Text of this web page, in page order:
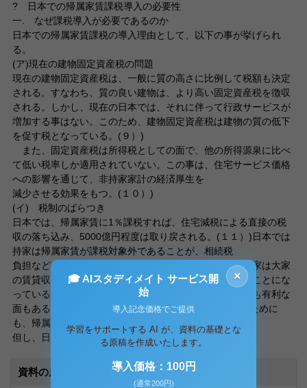
? 日本での帰属家賃課税導入の必要性
一. なぜ課税導入が必要であるのか
日本での帰属家賃課税の導入理由として、以下の事が挙げられ
る。
(ア)現在の建物固定資産税の問題
現在の建物固定資産税は、一般に質の高さに比例して税額も決定
される。すなわち、質の良い建物は、より高い固定資産税を徴収
される。しかし、現在の日本では、それに伴って行政サービスが
増加する事はない。このため、建物固定資産税は建物の質の低下
を促す税となっている。(９）)
また、固定資産税は所得税としての面で、他の所得源泉に比べ
て低い税率しか適用されていない。この事は、住宅サービス価格
への影響を通じて、非持家家計の経済厚生を
減少させる効果をもつ。(１０）)
(イ) 税制のばらつき
日本では、帰属家賃に1％課税すれば、住宅減税による直接の税
収の落ち込み、5000億円程度は取り戻される。(１１）)日本では
持家は帰属家賃が課税対象外であることが、相続税
負担などでも賃貸住宅より有利になっている一方で、貸家は大家
の賃貸収入に所得税が課税され、間接的に住人が支払うことにな
っているが、減価償却費などが所得控除でき、持家よりも有利な
面もある。(１２）)こうした税制のばらつきを修正するために
も、帰属家賃への課税は有効である。
但し、日本での導入の際には、?−
資料の原本内容
×
🎓 AIスタディメイト サービス開
始
導入記念価格でご提供
学習をサポートする AI が、資料の基礎とな
る原稿を作成いたします。
導入価格：100円
(通常200円)